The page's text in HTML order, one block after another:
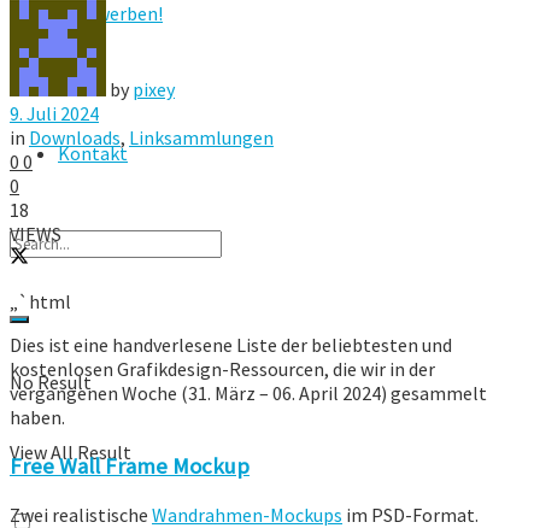
Hier werben!
FAQ
Kontakt
No Result
View All Result
by pixey
9. Juli 2024
in Downloads, Linksammlungen
0 0
0
18
VIEWS
„`html
Dies ist eine handverlesene Liste der beliebtesten und
kostenlosen Grafikdesign-Ressourcen, die wir in der
vergangenen Woche (31. März – 06. April 2024) gesammelt
haben.
Free Wall Frame Mockup
Zwei realistische Wandrahmen-Mockups im PSD-Format.